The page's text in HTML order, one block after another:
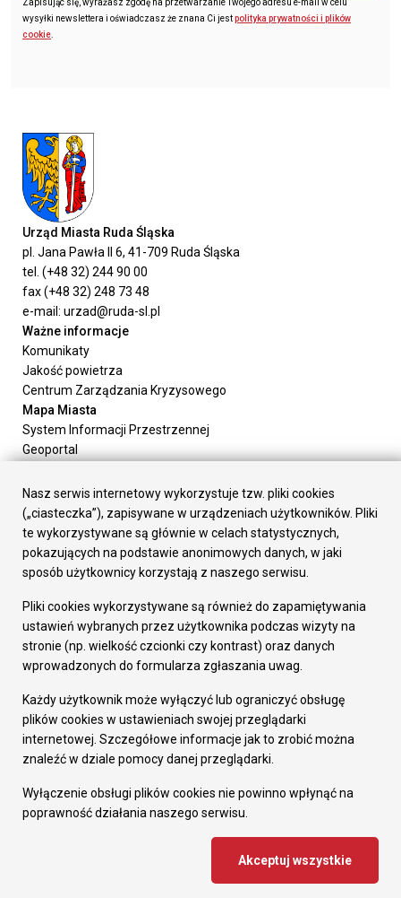
Zapisując się, wyrażasz zgodę na przetwarzanie Twojego adresu e-mail w celu
wysyłki newslettera i oświadczasz że znana Ci jestpolityka prywatności i plików
cookie.
Urząd Miasta Ruda Śląska
pl. Jana Pawła II 6, 41-709 Ruda Śląska
tel. (+48 32) 244 90 00
fax (+48 32) 248 73 48
e-mail: urzad@ruda-sl.pl
Ważne informacje
Komunikaty
Jakość powietrza
Centrum Zarządzania Kryzysowego
Mapa Miasta
System Informacji Przestrzennej
Geoportal
Załatw sprawę
Prezydent Miasta
Rada Miasta
Wydziały
Elektroniczna Skrzynka Podawcza
Gospodarka
Fundusze europejskie
Środki krajowe
Oferty inwestycyjne
Pozostałe
Deklaracja dostępności
Dane osobowe
Dodaj opinię o witrynie
Nasz serwis internetowy wykorzystuje tzw. pliki cookies
(„ciasteczka”), zapisywane w urządzeniach użytkowników. Pliki
te wykorzystywane są głównie w celach statystycznych,
pokazujących na podstawie anonimowych danych, w jaki
sposób użytkownicy korzystają z naszego serwisu.
Pliki cookies wykorzystywane są również do zapamiętywania
ustawień wybranych przez użytkownika podczas wizyty na
stronie (np. wielkość czcionki czy kontrast) oraz danych
wprowadzonych do formularza zgłaszania uwag.
Każdy użytkownik może wyłączyć lub ograniczyć obsługę
plików cookies w ustawieniach swojej przeglądarki
internetowej. Szczegółowe informacje jak to zrobić można
znaleźć w dziale pomocy danej przeglądarki.
Wyłączenie obsługi plików cookies nie powinno wpłynąć na
poprawność działania naszego serwisu.
Akceptuj wszystkie